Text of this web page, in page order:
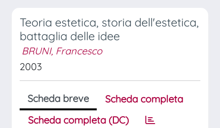
Teoria estetica, storia dell'estetica,
battaglia delle idee
BRUNI, Francesco
2003
Scheda breve
Scheda completa
Scheda completa (DC)